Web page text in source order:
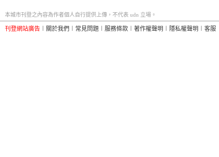
本城市刊登之內容為作者個人自行提供上傳，不代表 udn 立場。
刊登網站廣告 關於我們 常見問題 服務條款 著作權聲明 隱私權聲明 客服